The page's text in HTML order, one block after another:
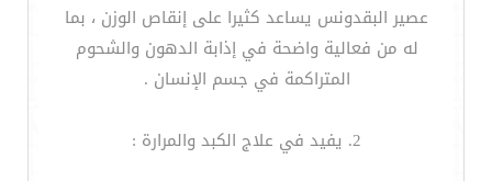
عصير البقدونس يساعد كثيرا على إنقاص الوزن ، بما
له من فعالية واضحة في إذابة الدهون والشحوم
المتراكمة في جسم الإنسان .
2. يفيد في علاج الكبد والمرارة :